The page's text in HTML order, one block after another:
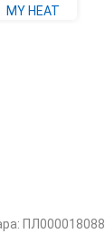
ПЛ000018088